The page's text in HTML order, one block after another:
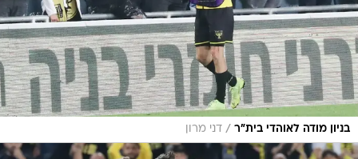
בניון מודה לאוהדי בית"ר / דני מרון